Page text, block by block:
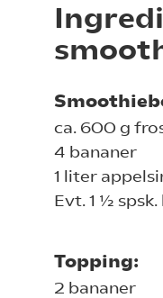
ca. 600 g
4 bananer
1 liter
Evt. 1 ½
Topping:
2 bananer